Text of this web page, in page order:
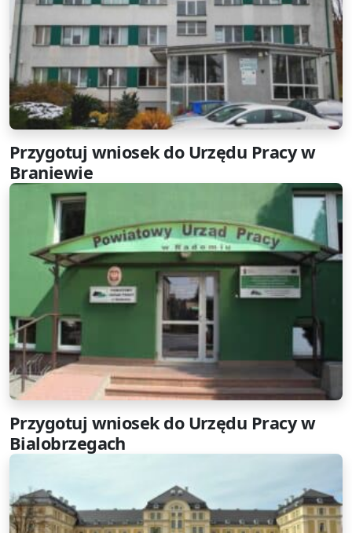
Przygotuj wniosek do Urzędu Pracy w
Braniewie
Przygotuj wniosek do Urzędu Pracy w
Bialobrzegach